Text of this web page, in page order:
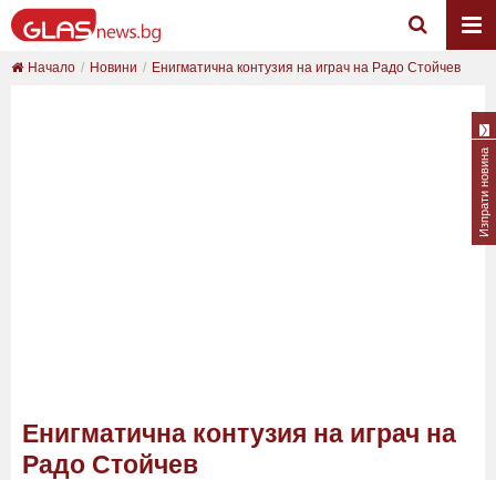
Начало Новини Енигматична контузия на играч на Радо Стойчев
Енигматична контузия на играч на
Радо Стойчев
Изпрати новина